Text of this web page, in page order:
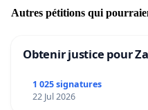
Autres pétitions qui
Obtenir justice pour
1 025 signatures
22 Jul 2026